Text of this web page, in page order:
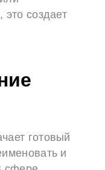
это создает
готовый
и